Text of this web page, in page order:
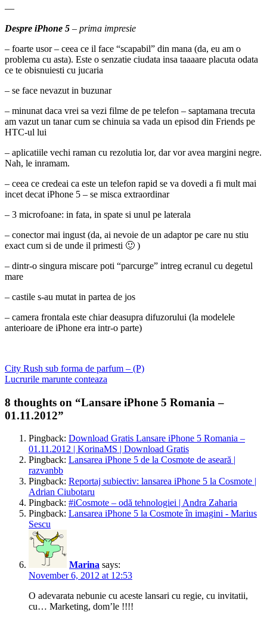
—
Despre iPhone 5 – prima impresie
– foarte usor – ceea ce il face “scapabil” din mana (da, eu am o
problema cu asta). Este o senzatie ciudata insa taaaare placuta odata
ce te obisnuiesti cu jucaria
– se face nevazut in buzunar
– minunat daca vrei sa vezi filme de pe telefon – saptamana trecuta
am vazut un tanar cum se chinuia sa vada un episod din Friends pe
HTC-ul lui
– aplicatiile vechi raman cu rezolutia lor, dar vor avea margini negre.
Nah, le inramam.
– ceea ce credeai ca este un telefon rapid se va dovedi a fi mult mai
incet decat iPhone 5 – se misca extraordinar
– 3 microfoane: in fata, in spate si unul pe laterala
– conector mai ingust (da, ai nevoie de un adaptor pe care nu stiu
exact cum si de unde il primesti 🙂 )
– dintr-o singura miscare poti “parcurge” intreg ecranul cu degetul
mare
– castile s-au mutat in partea de jos
– camera frontala este chiar deasupra difuzorului (la modelele
anterioare de iPhone era intr-o parte)
Post
navigation
Previous
post:
City Rush sub forma de parfum – (P)
Next
Lucrurile marunte conteaza
8 thoughts on “Lansare iPhone 5 Romania –
01.11.2012”
Pingback: Download Gratis Lansare iPhone 5 Romania –
01.11.2012 | KorinaMS | Download Gratis
Pingback: Lansarea iPhone 5 de la Cosmote de aseară |
razvanbb
Pingback: Reportaj subiectiv: lansarea iPhone 5 la Cosmote |
Adrian Ciubotaru
Pingback: #iCosmote – odă tehnologiei | Andra Zaharia
Pingback: Lansarea iPhone 5 la Cosmote în imagini - Marius
Sescu
Marina says:
November 6, 2012 at 12:53
O adevarata nebunie cu aceste lansari cu regie, cu invitatii,
cu… Marketing, dom’le !!!!